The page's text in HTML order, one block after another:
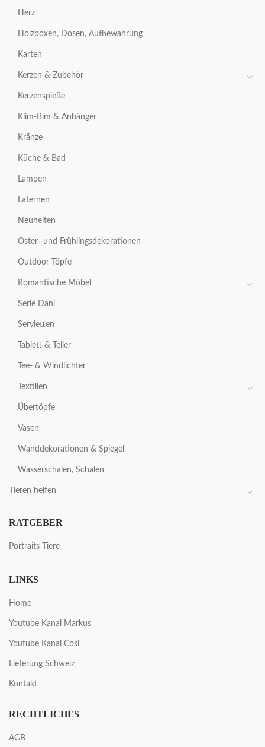
Herz
Holzboxen, Dosen, Aufbewahrung
Karten
Kerzen & Zubehör
Kerzenspieße
Klim-Bim & Anhänger
Kränze
Küche & Bad
Lampen
Laternen
Neuheiten
Oster- und Frühlingsdekorationen
Outdoor Töpfe
Romantische Möbel
Serie Dani
Servietten
Tablett & Teller
Tee- & Windlichter
Textilien
Übertöpfe
Vasen
Wanddekorationen & Spiegel
Wasserschalen, Schalen
Tieren helfen
RATGEBER
Portraits Tiere
LINKS
Home
Youtube Kanal Markus
Youtube Kanal Cosi
Lieferung Schweiz
Kontakt
RECHTLICHES
AGB